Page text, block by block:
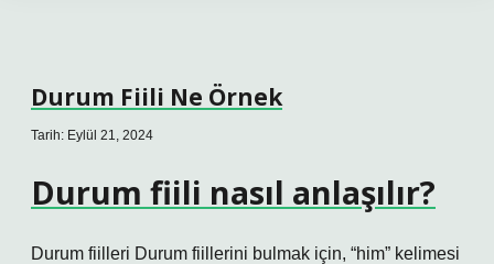
Durum Fiili Ne Örnek
Tarih: Eylül 21, 2024
Durum fiili nasıl anlaşılır?
Durum fiilleri Durum fiillerini bulmak için, “him” kelimesi